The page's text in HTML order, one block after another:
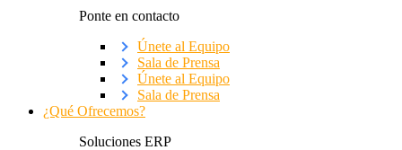
Ponte en contacto
Únete al Equipo
Sala de Prensa
Únete al Equipo
Sala de Prensa
¿Qué Ofrecemos?
Soluciones ERP